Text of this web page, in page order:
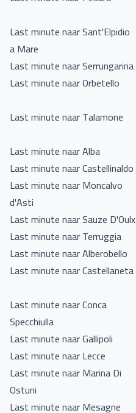
Last minute naar Sant'Elpidio
a Mare
Last minute naar Serrungarina
Last minute naar Orbetello
Last minute naar Talamone
Last minute naar Alba
Last minute naar Castellinaldo
Last minute naar Moncalvo
d'Asti
Last minute naar Sauze D'Oulx
Last minute naar Terruggia
Last minute naar Alberobello
Last minute naar Castellaneta
Last minute naar Conca
Specchiulla
Last minute naar Gallipoli
Last minute naar Lecce
Last minute naar Marina Di
Ostuni
Last minute naar Mesagne